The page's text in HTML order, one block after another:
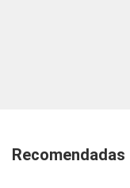
Recomendadas